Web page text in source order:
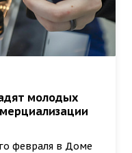
молодых
февраля в Доме